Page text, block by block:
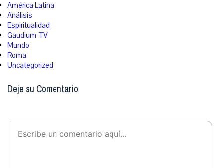
América Latina
Análisis
Espiritualidad
Gaudium-TV
Mundo
Roma
Uncategorized
Deje su Comentario